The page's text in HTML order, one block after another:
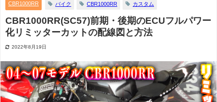
CBR1000RR バイク CBR1000RR カスタム
CBR1000RR(SC57)前期・後期のECUフルパワー
化リミッターカットの配線図と方法
2022年8月19日